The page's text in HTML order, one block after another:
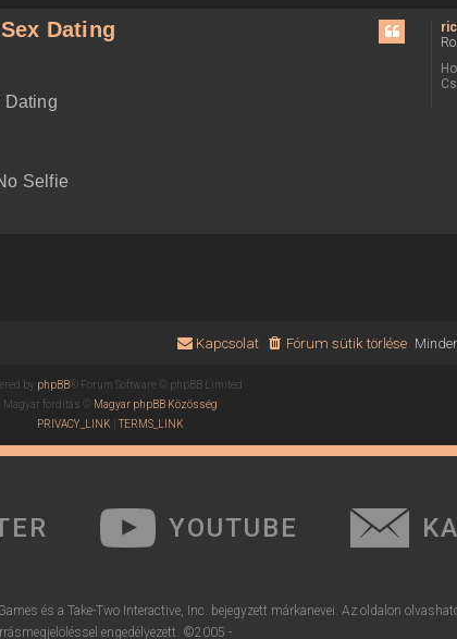
Dating
Dating
Selfie
Fórum sütik törlése
Kapcsolat
by phpBB® Forum Software © phpBB Limited
Magyar fordítás © Magyar phpBB Közösség
PRIVACY_LINK|TERMS_LINK
YOUTUBE
és a Take-Two Interactive, Inc. bejegyzett márkanevei. Az oldalon
engedélyezett. ©2005 -